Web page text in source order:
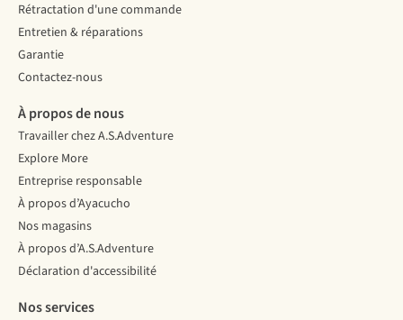
Rétractation d'une commande
Entretien & réparations
Garantie
Contactez-nous
À propos de nous
Travailler chez A.S.Adventure
Explore More
Entreprise responsable
À propos d’Ayacucho
Nos magasins
À propos d’A.S.Adventure
Déclaration d'accessibilité
Nos services